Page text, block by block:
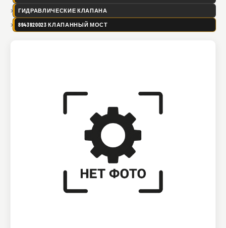
ГИДРАВЛИЧЕСКИЕ КЛАПАНА
8943920023 КЛАПАННЫЙ МОСТ